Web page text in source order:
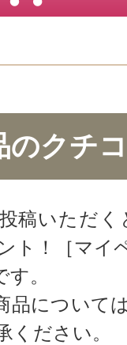
のクチ
稿いただく
ト！［マイ
。
品について
ください。